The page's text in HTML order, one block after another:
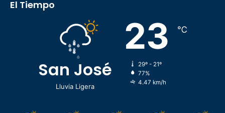
El Tiempo
San José
Lluvia Ligera
23 ℃
29º - 21º
77%
4.47 km/h